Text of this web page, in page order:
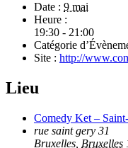
Date : 9 mai
Heure :
19:30 - 21:00
Catégorie
Site : http://
Lieu
Comedy Ket –
rue saint gery 31
Bruxelles Bruxelles